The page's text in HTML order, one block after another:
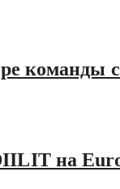
команды
на